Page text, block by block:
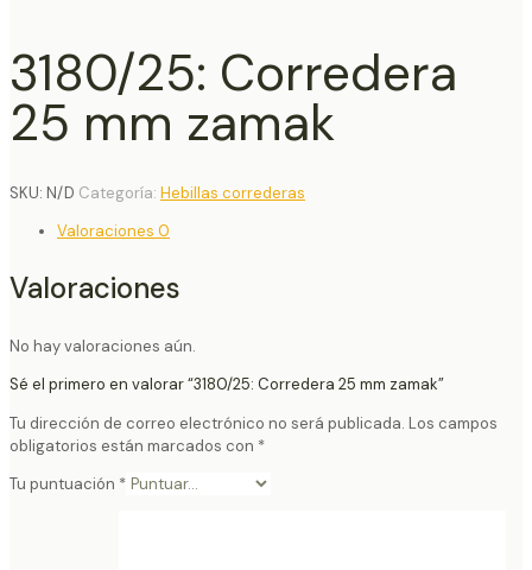
3180/25: Corredera
25 mm zamak
SKU: N/D Categoría: Hebillas correderas
Valoraciones 0
Valoraciones
No hay valoraciones aún.
Sé el primero en valorar “3180/25: Corredera 25 mm zamak”
Tu dirección de correo electrónico no será publicada. Los campos
obligatorios están marcados con *
Tu puntuación *